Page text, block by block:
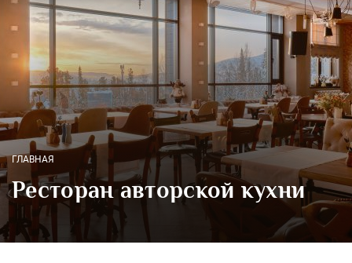
ГЛАВНАЯ
Ресторан авторской кухни